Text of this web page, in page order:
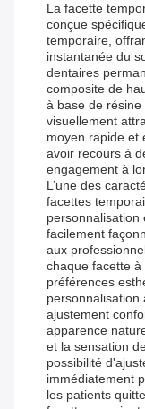
La facette
conçue
temporaire,
instantanée du
dentaires
composite de
à base de
visuellement
moyen rapide et
avoir recours à
engagement à
L’une des
facettes
personnalisation
facilement
aux
chaque facette
préférences
personnalisation
ajustement
apparence
et la sensation
possibilité
immédiatement
les patients